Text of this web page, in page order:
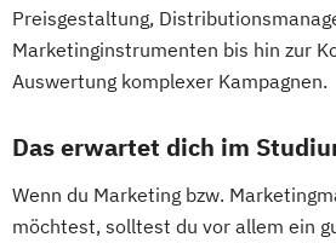
Preisgestaltung,
Marketinginstrumenten bis hin zur
Auswertung komplexer Kampagnen.
Das erwartet dich im
Wenn du Marketing bzw.
möchtest, solltest du vor allem ein